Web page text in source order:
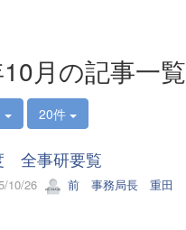
月の記事一覧
20件
全事研要覧
10/26 前 事務局長 重田